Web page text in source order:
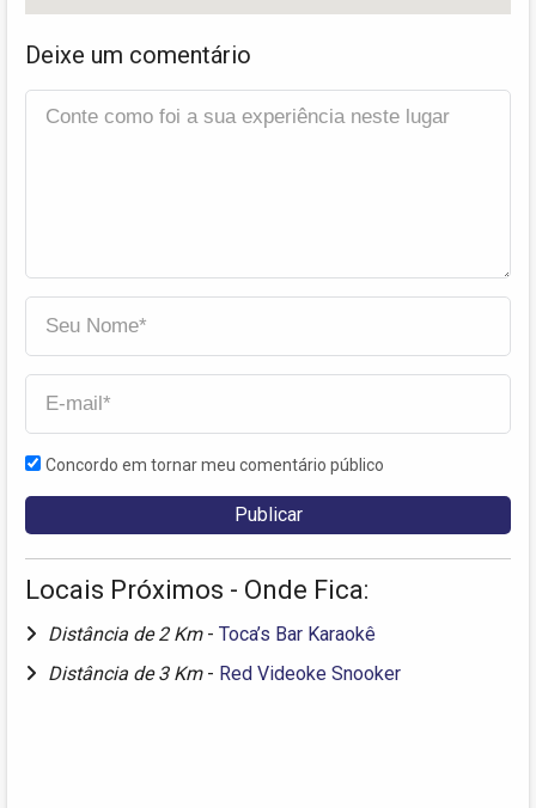
Deixe um comentário
Concordo em tornar meu comentário público
Locais Próximos - Onde Fica:
Distância de 2 Km - Toca’s Bar Karaokê
Distância de 3 Km - Red Videoke Snooker